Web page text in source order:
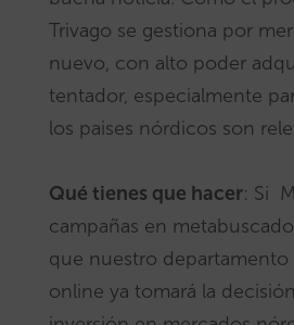
Trivago se gestiona por
nuevo, con alto poder
tentador, especialmente
los paises nórdicos son
Qué tienes que hacer: Si
campañas en
que nuestro departamento
online ya tomará la